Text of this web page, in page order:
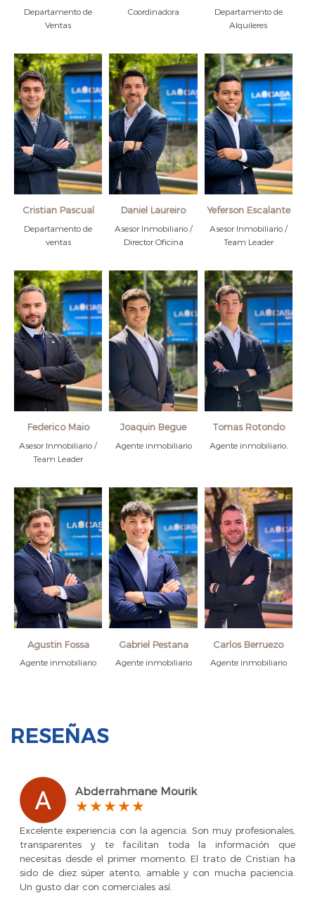
Departamento de
Ventas
Coordinadora
Departamento de
Alquileres
Cristian Pascual
Departamento de
ventas
Daniel Laureiro
Asesor Inmobiliario /
Director Oficina
Yeferson Escalante
Asesor Inmobiliario /
Team Leader
Federico Maio
Asesor Inmobiliario /
Team Leader
Joaquin Begue
Agente inmobiliario
Tomas Rotondo
Agente inmobiliario.
Agustin Fossa
Agente inmobiliario
Gabriel Pestana
Agente inmobiliario
Carlos Berruezo
Agente inmobiliario
RESEÑAS
Abderrahmane Mourik
Excelente experiencia con la agencia. Son muy profesionales,
transparentes y te facilitan toda la información que
necesitas desde el primer momento. El trato de Cristian ha
sido de diez súper atento, amable y con mucha paciencia.
Un gusto dar con comerciales así.